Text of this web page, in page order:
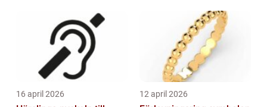
16 april 2026 12 april 2026